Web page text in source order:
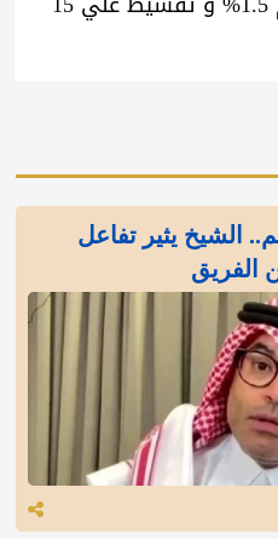
الشيخ يثير تفاعل
الفريق